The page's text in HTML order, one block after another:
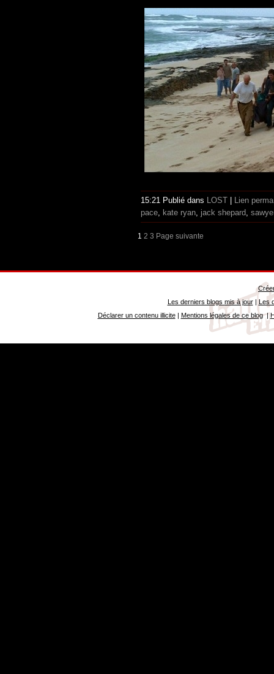
15:21 Publié dans LOST
Lien
pace, kate ryan, jack shepard,
1 2 3 Page suivante
Les derniers blogs mis à jour| Les
Déclarer un contenu illicite| Mentions légales de ce blog|